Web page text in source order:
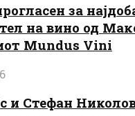
за
на вино од
Mundus Vini
и Стефан